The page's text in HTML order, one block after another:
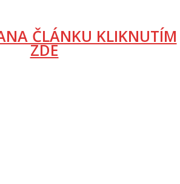
ČLÁNKU KLIKNUTÍM
ZDE